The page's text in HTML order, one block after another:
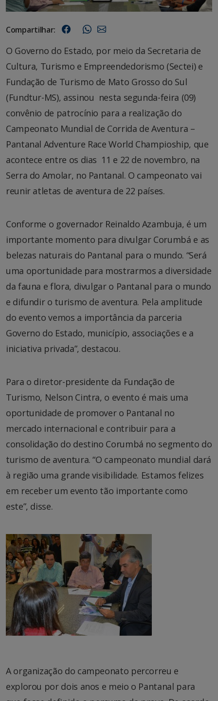
Compartilhar:
O Governo do Estado, por meio da Secretaria de
Cultura, Turismo e Empreendedorismo (Sectei) e
Fundação de Turismo de Mato Grosso do Sul
(Fundtur-MS), assinou nesta segunda-feira (09)
convênio de patrocínio para a realização do
Campeonato Mundial de Corrida de Aventura –
Pantanal Adventure Race World Champioship, que
acontece entre os dias 11 e 22 de novembro, na
Serra do Amolar, no Pantanal. O campeonato vai
reunir atletas de aventura de 22 países.
Conforme o governador Reinaldo Azambuja, é um
importante momento para divulgar Corumbá e as
belezas naturais do Pantanal para o mundo. “Será
uma oportunidade para mostrarmos a diversidade
da fauna e flora, divulgar o Pantanal para o mundo
e difundir o turismo de aventura. Pela amplitude
do evento vemos a importância da parceria
Governo do Estado, município, associações e a
iniciativa privada”, destacou.
Para o diretor-presidente da Fundação de
Turismo, Nelson Cintra, o evento é mais uma
oportunidade de promover o Pantanal no
mercado internacional e contribuir para a
consolidação do destino Corumbá no segmento do
turismo de aventura. “O campeonato mundial dará
à região uma grande visibilidade. Estamos felizes
em receber um evento tão importante como
este”, disse.
A organização do campeonato percorreu e
explorou por dois anos e meio o Pantanal para